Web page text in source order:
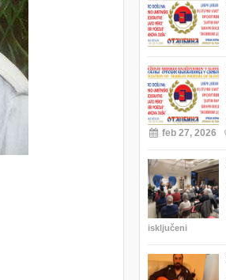
feb 27, 2026
isključeni